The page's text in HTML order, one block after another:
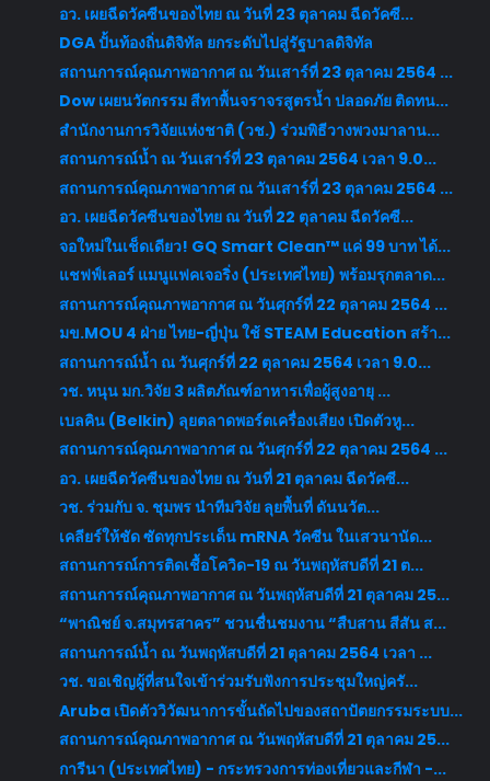
อว. เผยฉีดวัคซีนของไทย ณ วันที่ 23 ตุลาคม ฉีดวัคซี...
DGA ปั้นท้องถิ่นดิจิทัล ยกระดับไปสู่รัฐบาลดิจิทัล
สถานการณ์คุณภาพอากาศ ณ วันเสาร์ที่ 23 ตุลาคม 2564 ...
Dow เผยนวัตกรรม สีทาพื้นจราจรสูตรน้ำ ปลอดภัย ติดทน...
สำนักงานการวิจัยแห่งชาติ (วช.) ร่วมพิธีวางพวงมาลาน...
สถานการณ์น้ำ ณ วันเสาร์ที่ 23 ตุลาคม 2564 เวลา 9.0...
สถานการณ์คุณภาพอากาศ ณ วันเสาร์ที่ 23 ตุลาคม 2564 ...
อว. เผยฉีดวัคซีนของไทย ณ วันที่ 22 ตุลาคม ฉีดวัคซี...
จอใหม่ในเช็ดเดียว! GQ Smart Clean™ แค่ 99 บาท ได้...
แชฟฟ์เลอร์ แมนูแฟคเจอริ่ง (ประเทศไทย) พร้อมรุกตลาด...
สถานการณ์คุณภาพอากาศ ณ วันศุกร์ที่ 22 ตุลาคม 2564 ...
มข.MOU 4 ฝ่าย ไทย-ญี่ปุ่น ใช้ STEAM Education สร้า...
สถานการณ์น้ำ ณ วันศุกร์ที่ 22 ตุลาคม 2564 เวลา 9.0...
วช. หนุน มก.วิจัย 3 ผลิตภัณฑ์อาหารเพื่อผู้สูงอายุ ...
เบลคิน (Belkin) ลุยตลาดพอร์ตเครื่องเสียง เปิดตัวหู...
สถานการณ์คุณภาพอากาศ ณ วันศุกร์ที่ 22 ตุลาคม 2564 ...
อว. เผยฉีดวัคซีนของไทย ณ วันที่ 21 ตุลาคม ฉีดวัคซี...
วช. ร่วมกับ จ. ชุมพร นำทีมวิจัย ลุยพื้นที่ ดันนวัต...
เคลียร์ให้ชัด ซัดทุกประเด็น mRNA วัคซีน ในเสวนานัด...
สถานการณ์การติดเชื้อโควิด-19 ณ วันพฤหัสบดีที่ 21 ต...
สถานการณ์คุณภาพอากาศ ณ วันพฤหัสบดีที่ 21 ตุลาคม 25...
“พาณิชย์ จ.สมุทรสาคร” ชวนชื่นชมงาน “สืบสาน สีสัน ส...
สถานการณ์น้ำ ณ วันพฤหัสบดีที่ 21 ตุลาคม 2564 เวลา ...
วช. ขอเชิญผู้ที่สนใจเข้าร่วมรับฟังการประชุมใหญ่ครั...
Aruba เปิดตัววิวัฒนาการขั้นถัดไปของสถาปัตยกรรมระบบ...
สถานการณ์คุณภาพอากาศ ณ วันพฤหัสบดีที่ 21 ตุลาคม 25...
การีนา (ประเทศไทย) - กระทรวงการท่องเที่ยวและกีฬา -...